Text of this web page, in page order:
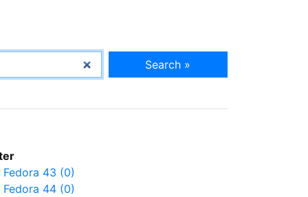
Search »
Fedora 43 (0)
Fedora 44 (0)